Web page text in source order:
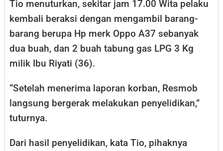
Tio menuturkan, sekitar jam 17.00 Wita pelaku
kembali beraksi dengan mengambil barang-
barang berupa Hp merk Oppo A37 sebanyak
dua buah, dan 2 buah tabung gas LPG 3 Kg
milik Ibu Riyati (36).
“Setelah menerima laporan korban, Resmob
langsung bergerak melakukan penyelidikan,”
tuturnya.
Dari hasil penyelidikan, kata Tio, pihaknya